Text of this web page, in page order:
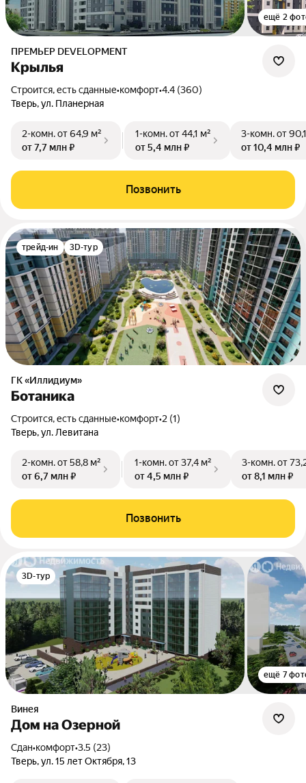
ещё 2
ПРЕМЬЕР DEVELOPMENT
Крылья
Строится, есть сданные•комфорт•4.4 (360)
Тверь, ул. Планерная
2-комн.от 64,9 м²
от 7,7 млн ₽
1-комн.от 44,1 м²
от 5,4 млн ₽
3-комн.от
от 10,4 млн ₽
Позвонить
трейд-ин 3D-тур
ГК «Иллидиум»
Ботаника
Строится, есть сданные•комфорт•2 (1)
Тверь, ул. Левитана
2-комн.от 58,8 м²
от 6,7 млн ₽
1-комн.от 37,4 м²
от 4,5 млн ₽
3-комн.от
от 8,1 млн ₽
Позвонить
3D-тур
ещё 7
Винея
Дом на Озерной
Сдан•комфорт•3.5 (23)
Тверь, ул. 15 лет Октября, 13